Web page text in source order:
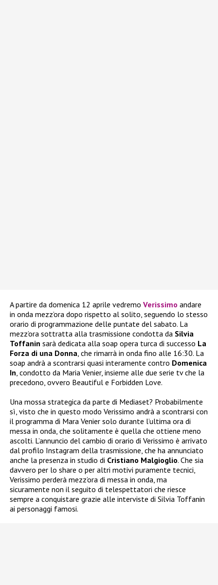
A partire da domenica 12 aprile vedremo Verissimo andare
in onda mezz’ora dopo rispetto al solito, seguendo lo stesso
orario di programmazione delle puntate del sabato. La
mezz’ora sottratta alla trasmissione condotta da Silvia
Toffanin sarà dedicata alla soap opera turca di successo La
Forza di una Donna, che rimarrà in onda fino alle 16:30. La
soap andrà a scontrarsi quasi interamente contro Domenica
In, condotto da Maria Venier, insieme alle due serie tv che la
precedono, ovvero Beautiful e Forbidden Love.
Una mossa strategica da parte di Mediaset? Probabilmente
sì, visto che in questo modo Verissimo andrà a scontrarsi con
il programma di Mara Venier solo durante l’ultima ora di
messa in onda, che solitamente è quella che ottiene meno
ascolti. L’annuncio del cambio di orario di Verissimo è arrivato
dal profilo Instagram della trasmissione, che ha annunciato
anche la presenza in studio di Cristiano Malgioglio. Che sia
davvero per lo share o per altri motivi puramente tecnici,
Verissimo perderà mezz’ora di messa in onda, ma
sicuramente non il seguito di telespettatori che riesce
sempre a conquistare grazie alle interviste di Silvia Toffanin
ai personaggi famosi.